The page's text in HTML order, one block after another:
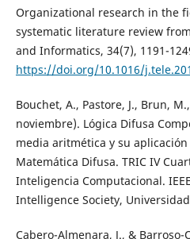
Organizational research in the
systematic literature review
and Informatics, 34(7), 1191-
https://doi.org/10.1016/
Bouchet, A., Pastore, J., Brun,
noviembre). Lógica Difusa
media aritmética y su
Matemática Difusa. TRIC IV
Inteligencia Computacional.
Intelligence Society,
Cabero-Almenara, J., & Barroso-